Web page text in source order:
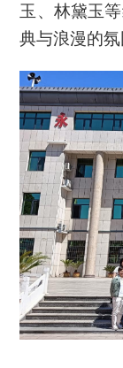
玉、林黛玉
典与浪漫的氛